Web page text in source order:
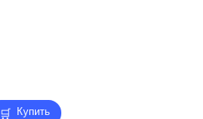
Купить